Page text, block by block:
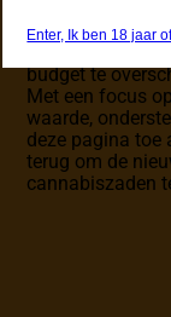
en besparingen
budget te
Met een focus
waarde,
deze pagina toe
terug om de
cannabiszaden
Enter, Ik ben 18 jaar